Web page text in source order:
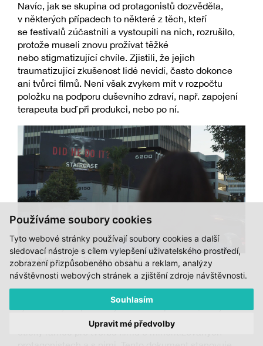
Používáme soubory cookies
Tyto webové stránky používají soubory cookies a další
sledovací nástroje s cílem vylepšení uživatelského prostředí,
zobrazení přizpůsobeného obsahu a reklam, analýzy
návštěvnosti webových stránek a zjištění zdroje návštěvnosti.
Souhlasím
Upravit mé předvolby
Navíc, jak se skupina od protagonistů dozvěděla,
v některých případech to některé z těch, kteří
se festivalů zúčastnili a vystoupili na nich, rozrušilo,
protože museli znovu prožívat těžké
nebo stigmatizující chvíle. Zjistili, že jejich
traumatizující zkušenost lidé nevidí, často dokonce
ani tvůrci filmů. Není však zvykem mít v rozpočtu
položku na podporu duševního zdraví, např. zapojení
terapeuta buď při produkci, nebo po ní.
Z filmu Subject(2022). Zdroj www.subject.film
Tyto debaty se pak staly základem procesu, který
vedla skupina DAWG a jehož cílem bylo vypracovat
etický rámec pro tvorbu filmů o minoritizovaných